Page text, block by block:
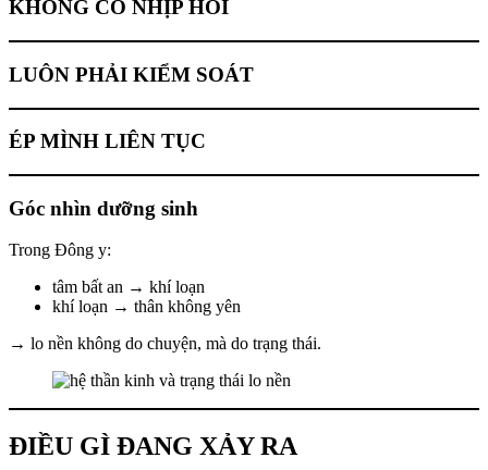
KHÔNG CÓ NHỊP HỒI
LUÔN PHẢI KIỂM SOÁT
ÉP MÌNH LIÊN TỤC
Góc nhìn dưỡng sinh
Trong Đông y:
tâm bất an → khí loạn
khí loạn → thân không yên
→ lo nền không do chuyện, mà do trạng thái.
ĐIỀU GÌ ĐANG XẢY RA